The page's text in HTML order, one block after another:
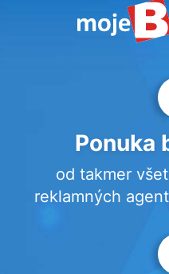
Ponuka
od takmer
reklamných